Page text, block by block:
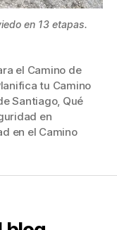
en 13 etapas.
el Camino de
tu Camino
Santiago, Qué
en
en el Camino